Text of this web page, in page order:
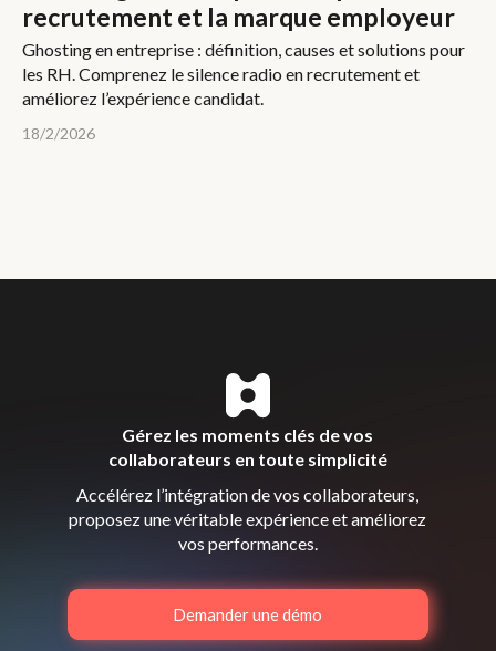
recrutement et la marque employeur
Ghosting en entreprise : définition, causes et solutions pour
les RH. Comprenez le silence radio en recrutement et
améliorez l’expérience candidat.
18/2/2026
Gérez les moments clés de vos
collaborateurs en toute simplicité
Accélérez l’intégration de vos collaborateurs,
proposez une véritable expérience et améliorez
vos performances.
Demander une démo